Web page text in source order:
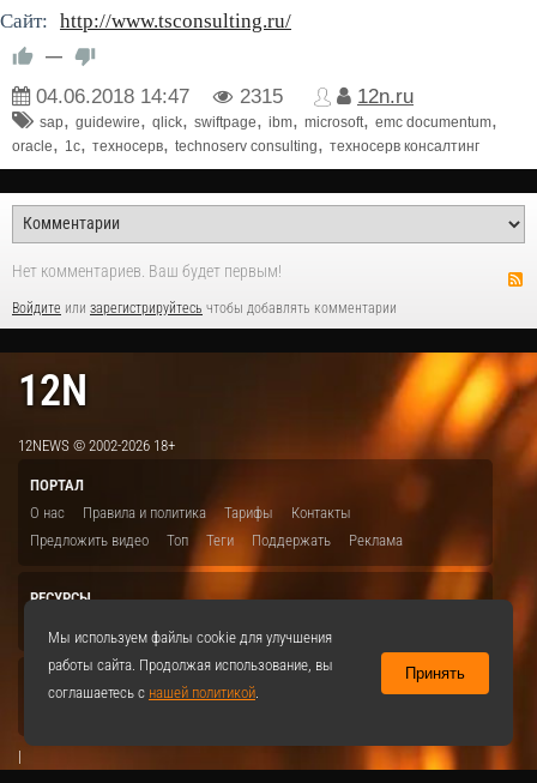
Сайт: http://www.tsconsulting.ru/
—
04.06.2018 14:47 2315 12n.ru
sap, guidewire, qlick, swiftpage, ibm, microsoft, emc documentum,
oracle, 1c, техносерв, technoserv consulting, техносерв консалтинг
Нет комментариев. Ваш будет первым!
Войдите или зарегистрируйтесь чтобы добавлять комментарии
12N
12NEWS © 2002-2026 18+
ПОРТАЛ
О нас
Правила и политика Тарифы
Контакты
Предложить видео
Топ Теги Поддержать Реклама
РЕСУРСЫ
|
Мы используем файлы cookie для улучшения
работы сайта. Продолжая использование, вы
соглашаетесь с нашей политикой.
Принять